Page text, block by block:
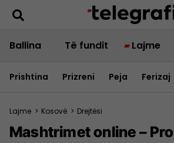
Ballina Të fundit Lajme
Prishtina Prizreni Peja Ferizaj
Lajme > Kosovë > Drejtësi
Mashtrimet online –